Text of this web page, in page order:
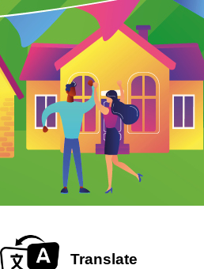
Translate